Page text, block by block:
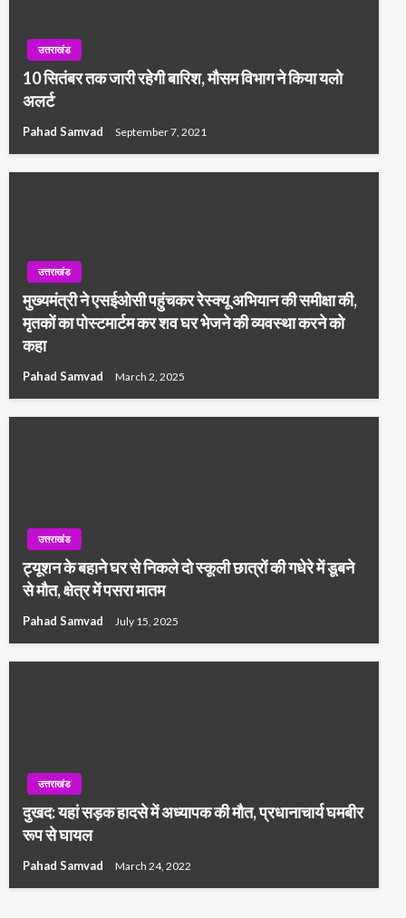
उत्तराखंड
10 सितंबर तक जारी रहेगी बारिश, मौसम विभाग ने किया यलो
अलर्ट
Pahad Samvad September 7, 2021
उत्तराखंड
मुख्यमंत्री ने एसईओसी पहुंचकर रेस्क्यू अभियान की समीक्षा की,
मृतकों का पोस्टमार्टम कर शव घर भेजने की व्यवस्था करने को
कहा
Pahad Samvad March 2, 2025
उत्तराखंड
ट्यूशन के बहाने घर से निकले दो स्कूली छात्रों की गधेरे में डूबने
से मौत, क्षेत्र में पसरा मातम
Pahad Samvad July 15, 2025
उत्तराखंड
दुखद: यहां सड़क हादसे में अध्यापक की मौत, प्रधानाचार्य घमबीर
रूप से घायल
Pahad Samvad March 24, 2022